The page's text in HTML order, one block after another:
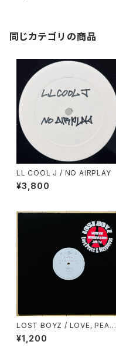
同じカテゴリの商品
LL COOL J / NO AIRPLAY
¥3,800
LOST BOYZ / LOVE, PEACE
& NAPPINESS
¥1,200